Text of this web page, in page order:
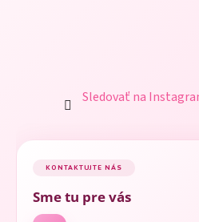
Sledovať na
KONTAKTUJTE NÁS
Sme tu pre vás